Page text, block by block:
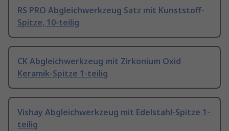
RS PRO Abgleichwerkzeug Satz mit Kunststoff-
Spitze, 10-teilig
CK Abgleichwerkzeug mit Zirkonium Oxid
Keramik-Spitze 1-teilig
Vishay Abgleichwerkzeug mit Edelstahl-Spitze 1-
teilig